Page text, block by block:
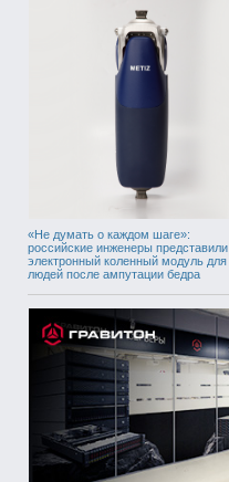
«Не думать о каждом шаге»:
российские инженеры представили
электронный коленный модуль для
людей после ампутации бедра